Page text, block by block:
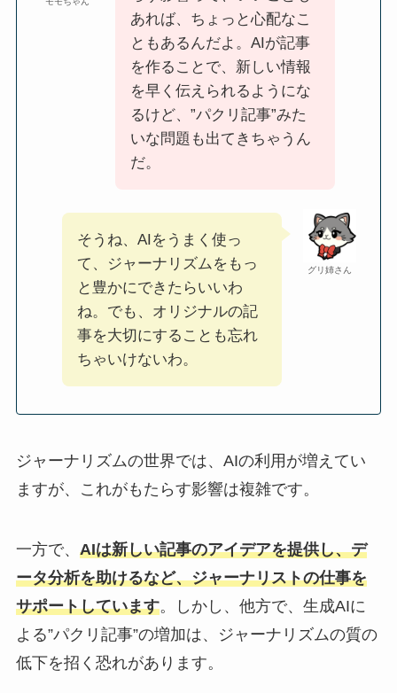
あれば、ちょっと心配なこ
ともあるんだよ。AIが記事
を作ることで、新しい情報
を早く伝えられるようにな
るけど、”パクリ記事”みた
いな問題も出てきちゃうん
だ。
グリ姉さん
そうね、AIをうまく使っ
て、ジャーナリズムをもっ
と豊かにできたらいいわ
ね。でも、オリジナルの記
事を大切にすることも忘れ
ちゃいけないわ。
ジャーナリズムの世界では、AIの利用が増えてい
ますが、これがもたらす影響は複雑です。
一方で、 AIは新しい記事のアイデアを提供し、デ
ータ分析を助けるなど、ジャーナリストの仕事を
サポートしています。しかし、他方で、生成AIに
よる”パクリ記事”の増加は、ジャーナリズムの質の
低下を招く恐れがあります。